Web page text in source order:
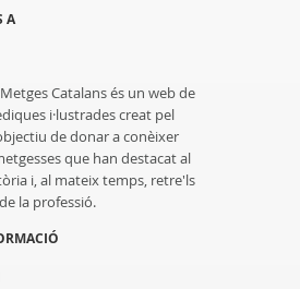
A
Catalans és un web de
i·lustrades creat pel
de donar a conèixer
que han destacat al
i, al mateix temps, retre'ls
la professió.